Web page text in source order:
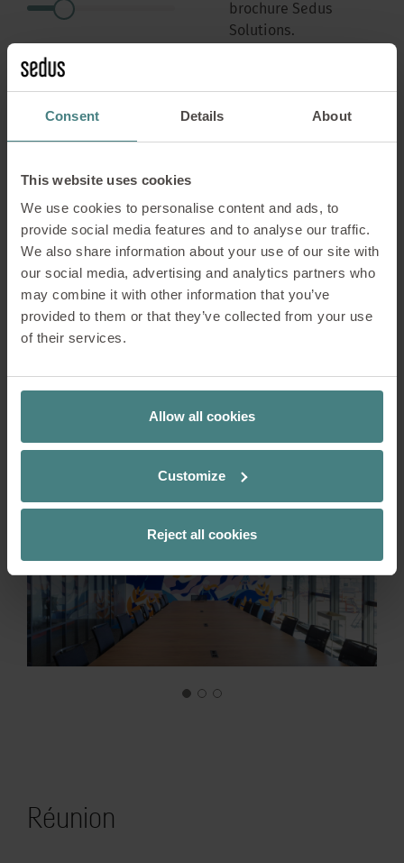
Consent Details About
This website uses cookies
We use cookies to personalise content and ads, to
provide social media features and to analyse our traffic.
We also share information about your use of our site with
our social media, advertising and analytics partners who
may combine it with other information that you’ve
provided to them or that they’ve collected from your use
of their services.
Allow all cookies
Customize
Reject all cookies
brochure Sedus
Solutions.
Réunion